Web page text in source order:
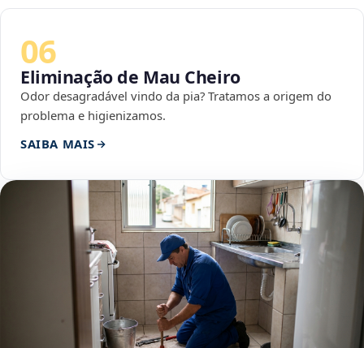
06
Eliminação de Mau Cheiro
Odor desagradável vindo da pia? Tratamos a origem do
problema e higienizamos.
SAIBA MAIS